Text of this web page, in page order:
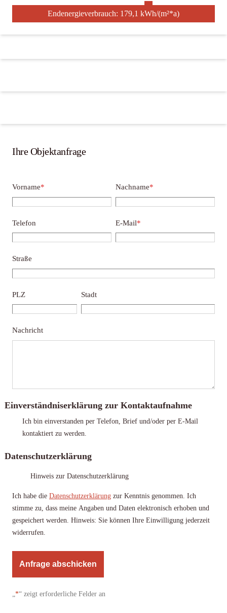
Endenergieverbrauch: 179,1 kWh/(m²*a)
Ihre Objektanfrage
*“ zeigt erforderliche Felder an
Vorname* Nachname*
Telefon E-Mail*
Straße
PLZ Stadt
Nachricht
Einverständniserklärung zur Kontaktaufnahme
Ich bin einverstanden per Telefon, Brief und/oder per E-Mail
kontaktiert zu werden.
Datenschutzerklärung
Hinweis zur Datenschutzerklärung
Ich habe die Datenschutzerklärung zur Kenntnis genommen. Ich
stimme zu, dass meine Angaben und Daten elektronisch erhoben und
gespeichert werden. Hinweis: Sie können Ihre Einwilligung jederzeit
widerrufen.
t